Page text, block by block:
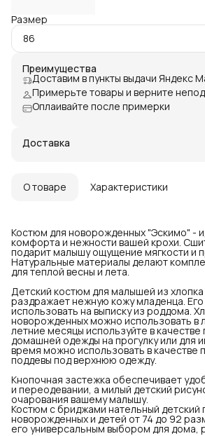
Размер
86
Преимущества
Доставим в пункты выдачи Яндекс
Примерьте товары и верните
Оплаивайте после примерки
Доставка
О товаре Характеристики
Костюм для новорожденных "Эскимо" -
комфорта и нежности вашей крохи.
подарит малышу ощущение мягкости и
Натуральные материалы делают
для теплой весны и лета.
Детский костюм для малышей из хлопка
раздражает нежную кожу младенца.
использовать на выписку из роддома.
новорожденных можно использовать в
летние месяцы используйте в качестве
домашней одежды на прогулку или для
время можно использовать в качестве
поддевы под верхнюю одежду.
Кнопочная застежка обеспечивает
и переодевании, а милый детский
очарования вашему малышу.
Костюм с бриджами нательный детский
новорожденных и детей от 74 до 92
его универсальным выбором для дома,